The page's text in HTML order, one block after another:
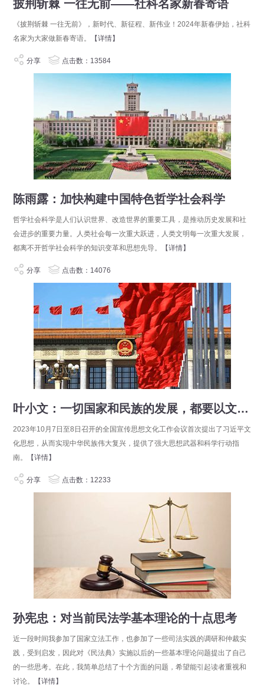
披荆斩棘 一往无前——社科名家新春寄语
《披荆斩棘 一往无前》，新时代、新征程、新伟业！2024年新春伊始，社科
名家为大家做新春寄语。
【详情】
分享 点击数：13584
陈雨露：加快构建中国特色哲学社会科学
哲学社会科学是人们认识世界、改造世界的重要工具，是推动历史发展和社
会进步的重要力量。人类社会每一次重大跃进，人类文明每一次重大发展，
都离不开哲学社会科学的知识变革和思想先导。
【详情】
分享 点击数：14076
叶小文：一切国家和民族的发展，都要以文化创新和文明进步为先导和基础——赓续文脉 明体达用
2023年10月7日至8日召开的全国宣传思想文化工作会议首次提出了习近平文
化思想，从而实现中华民族伟大复兴，提供了强大思想武器和科学行动指
南。
【详情】
分享 点击数：12233
孙宪忠：对当前民法学基本理论的十点思考
近一段时间我参加了国家立法工作，也参加了一些司法实践的调研和仲裁实
践，受到启发，因此对《民法典》实施以后的一些基本理论问题提出了自己
的一些思考。在此，我简单总结了十个方面的问题，希望能引起读者重视和
讨论。
【详情】